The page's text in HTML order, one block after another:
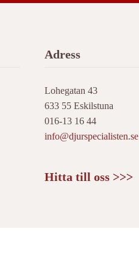
Adress
Lohegatan 43
633 55 Eskilstuna
016-13 16 44
info@djurspecialisten.se
Hitta till oss >>>